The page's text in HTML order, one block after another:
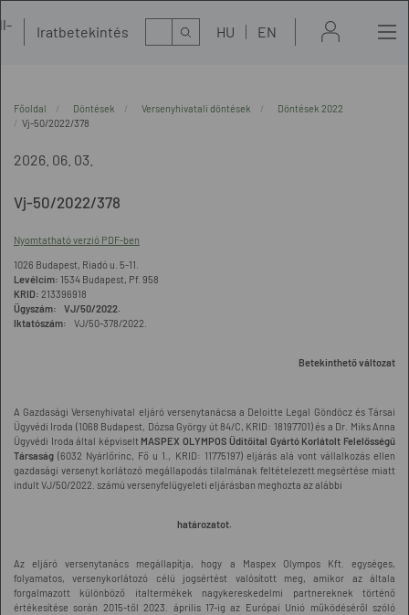
Iratbetekintés Kereső HU EN
Főoldal Döntések Versenyhivatali döntések
Döntések 2022
Vj-50/2022/378
2026. 06. 03.
Vj-50/2022/378
Nyomtatható verzió PDF-ben
1026 Budapest, Riadó u. 5-11.
Levélcím: 1534 Budapest, Pf. 958
KRID: 213396918
Ügyszám: VJ/50/2022.
Iktatószám:
VJ/50-378/2022.
Betekinthető változat
A Gazdasági Versenyhivatal eljáró versenytanácsa a Deloitte Legal Göndöcz és Társai
Ügyvédi Iroda (1068 Budapest, Dózsa György út 84/C, KRID: 18197701) és a Dr. Miks Anna
Ügyvédi Iroda által képviselt MASPEX OLYMPOS Üdítőital Gyártó Korlátolt Felelősségű
Társaság (6032 Nyárlőrinc, Fő u 1., KRID: 11775197) eljárás alá vont vállalkozás ellen
gazdasági versenyt korlátozó megállapodás tilalmának feltételezett megsértése miatt
indult VJ/50/2022. számú versenyfelügyeleti eljárásban meghozta az alábbi
határozatot.
Az eljáró versenytanács megállapítja, hogy a Maspex Olympos Kft. egységes,
folyamatos, versenykorlátozó célú jogsértést valósított meg, amikor az általa
forgalmazott különböző italtermékek nagykereskedelmi partnereknek történő
értékesítése során 2015-től 2023. április 17-ig az Európai Unió működéséről szóló